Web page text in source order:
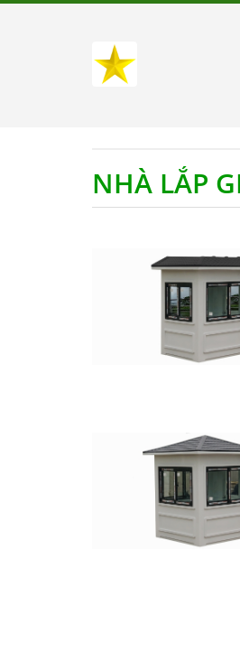
NHÀ LẮP